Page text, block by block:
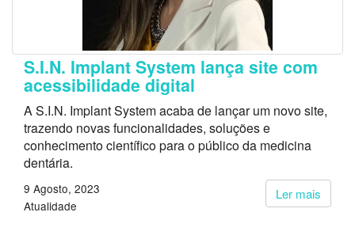
S.I.N. Implant System lança site com
acessibilidade digital
A S.I.N. Implant System acaba de lançar um novo site,
trazendo novas funcionalidades, soluções e
conhecimento científico para o público da medicina
dentária.
Ler mais
9 Agosto, 2023
Atualidade